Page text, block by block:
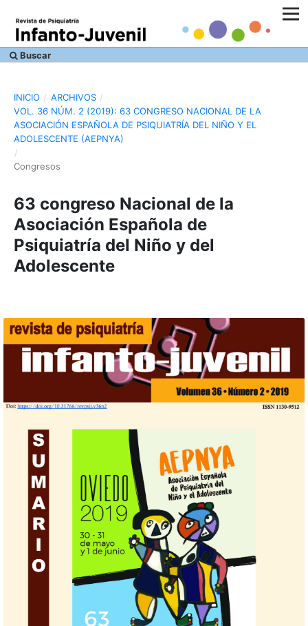
Buscar
INICIO / ARCHIVOS /
VOL. 36 NÚM. 2 (2019): 63 CONGRESO NACIONAL DE LA
ASOCIACIÓN ESPAÑOLA DE PSIQUIATRÍA DEL NIÑO Y EL
ADOLESCENTE (AEPNYA)
/
Congresos
63 congreso Nacional de la
Asociación Española de
Psiquiatría del Niño y del
Adolescente